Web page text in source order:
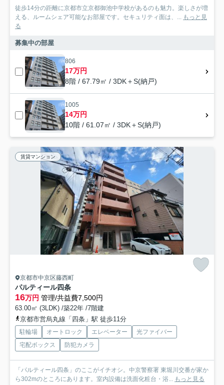
徒歩14分の距離に京都市立京都御池中学校があるのも魅力。楽しさが増
える、ルームシェア可能なお部屋です。セキュリティ面は、... もっと見
る
募集中の部屋
806
17万円
8階 / 67.79㎡ / 3DK＋S(納戸)
1005
14万円
10階 / 61.07㎡ / 3DK＋S(納戸)
賃貸マンション
京都市中京区藤西町
パルティール四条
16万円 管理/共益費7,500円
63.00㎡ (3LDK) /築22年 /7階建
京都市営烏丸線「四条」駅 徒歩11分
駐輪場 オートロック エレベーター
光ファイバー
宅配ボックス
防犯カメラ
「パルティール四条」のここがイチオシ。中京警察署 東堀川交番が家か
ら302mのところにあります。室内設備は洗面化粧台・浴... もっと見る